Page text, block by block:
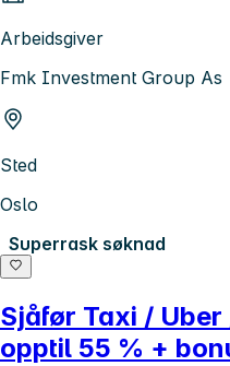
Arbeidsgiver
Fmk Investment Group As
Sted
Oslo
Superrask søknad
Sjåfør Taxi /
opptil 55 % +